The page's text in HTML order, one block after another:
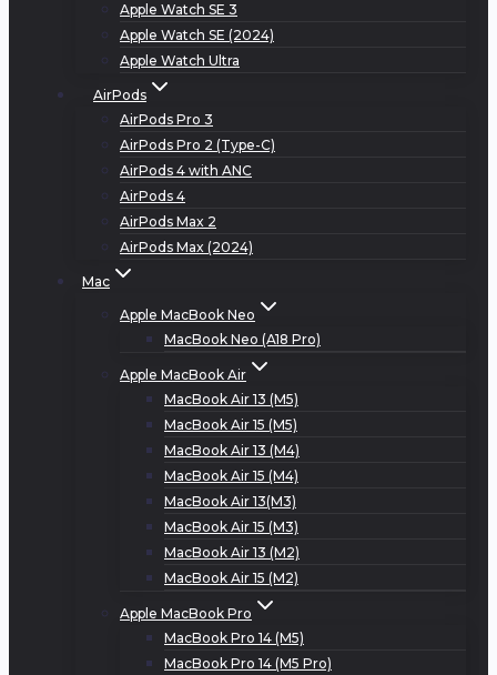
Apple Watch SE 3
Apple Watch SE (2024)
Apple Watch Ultra
AirPods
AirPods Pro 3
AirPods Pro 2 (Type-C)
AirPods 4 with ANC
AirPods 4
AirPods Max 2
AirPods Max (2024)
Mac
Apple MacBook Neo
MacBook Neo (A18 Pro)
Apple MacBook Air
MacBook Air 13 (M5)
MacBook Air 15 (M5)
MacBook Air 13 (M4)
MacBook Air 15 (M4)
MacBook Air 13(M3)
MacBook Air 15 (M3)
MacBook Air 13 (M2)
MacBook Air 15 (M2)
Apple MacBook Pro
MacBook Pro 14 (M5)
MacBook Pro 14 (M5 Pro)